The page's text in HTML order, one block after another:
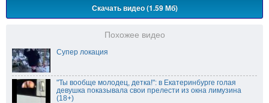
Скачать видео (1.59 Мб)
Похожее видео
Супер локация
"Ты вообще молодец, детка!": в Екатеринбурге голая
девушка показывала свои прелести из окна лимузина
(18+)